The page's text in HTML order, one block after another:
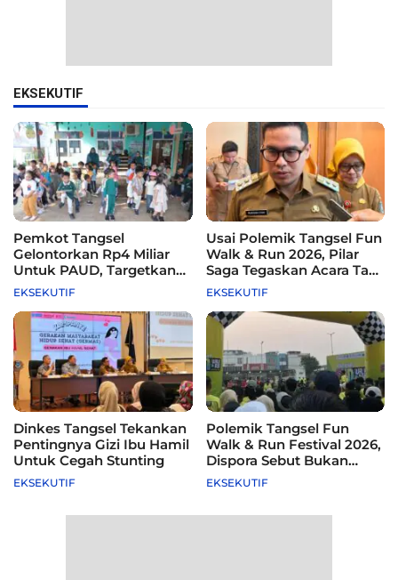
EKSEKUTIF
Pemkot Tangsel
Gelontorkan Rp4 Miliar
Untuk PAUD, Targetkan
115 Sekolah
EKSEKUTIF
Usai Polemik Tangsel Fun
Walk & Run 2026, Pilar
Saga Tegaskan Acara Tak
Difasilitasi Pemkot
EKSEKUTIF
Dinkes Tangsel Tekankan
Pentingnya Gizi Ibu Hamil
Untuk Cegah Stunting
EKSEKUTIF
Polemik Tangsel Fun
Walk & Run Festival 2026,
Dispora Sebut Bukan
Agenda Pemkot
EKSEKUTIF